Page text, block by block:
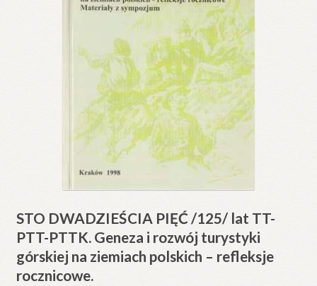
STO DWADZIEŚCIA PIĘĆ /125/ lat TT-
PTT-PTTK. Geneza i rozwój turystyki
górskiej na ziemiach polskich – refleksje
rocznicowe.